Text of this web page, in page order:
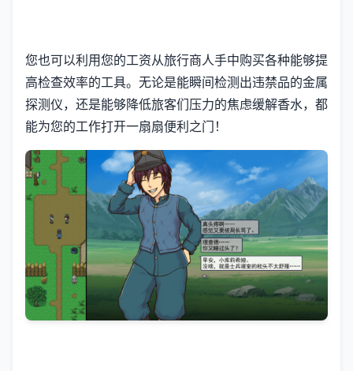
您也可以利用您的工资从旅行商人手中购买各种能够提
高检查效率的工具。无论是能瞬间检测出违禁品的金属
探测仪，还是能够降低旅客们压力的焦虑缓解香水，都
能为您的工作打开一扇扇便利之门！